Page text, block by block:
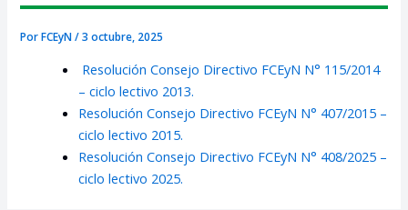
PorFCEyN/3 octubre, 2025
Resolución Consejo Directivo FCEyN N° 115/2014
– ciclo lectivo 2013.
Resolución Consejo Directivo FCEyN N° 407/2015 –
ciclo lectivo 2015.
Resolución Consejo Directivo FCEyN N° 408/2025 –
ciclo lectivo 2025.